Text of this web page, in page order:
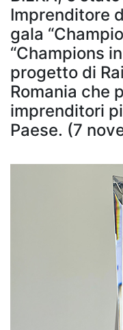
Imprenditore
gala
“Champions
progetto di
Romania che
imprenditori
Paese. (7